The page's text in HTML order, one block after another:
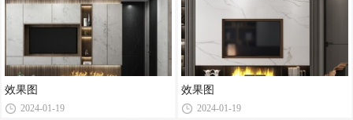
效果图
2024-01-19
效果图
2024-01-19